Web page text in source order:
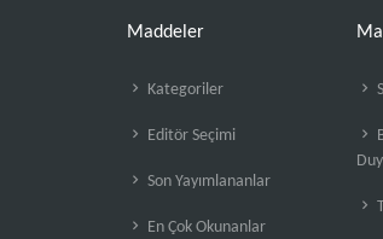
Maddeler
Kategoriler
Editör Seçimi
Son Yayımlananlar
En Çok Okunanlar